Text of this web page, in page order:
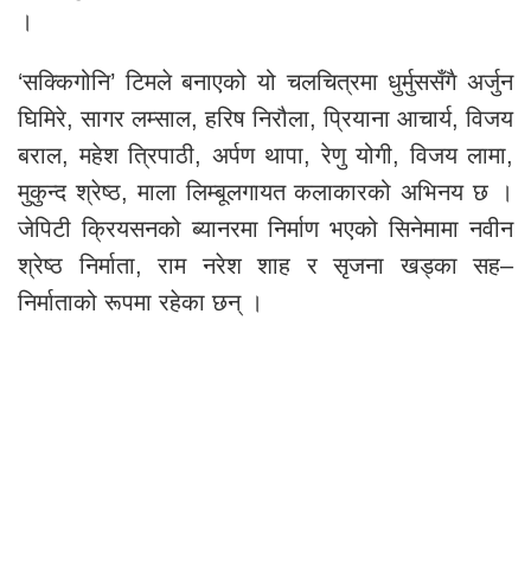
।
‘सक्किगोनि’ टिमले बनाएको यो चलचित्रमा धुर्मुससँगै अर्जुन
घिमिरे, सागर लम्साल, हरिष निरौला, प्रियाना आचार्य, विजय
बराल, महेश त्रिपाठी, अर्पण थापा, रेणु योगी, विजय लामा,
मुकुन्द श्रेष्ठ, माला लिम्बूलगायत कलाकारको अभिनय छ ।
जेपिटी क्रियसनको ब्यानरमा निर्माण भएको सिनेमामा नवीन
श्रेष्ठ निर्माता, राम नरेश शाह र सृजना खड्का सह–
निर्माताको रूपमा रहेका छन् ।